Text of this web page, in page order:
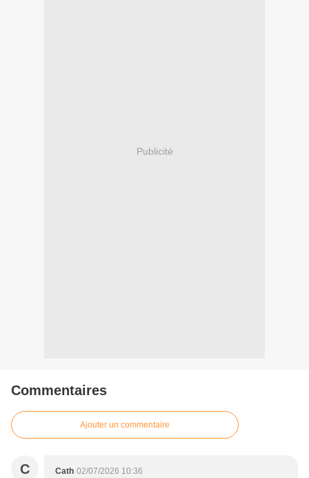
Publicité
Commentaires
Ajouter un commentaire
C Cath 02/07/2026 10:36